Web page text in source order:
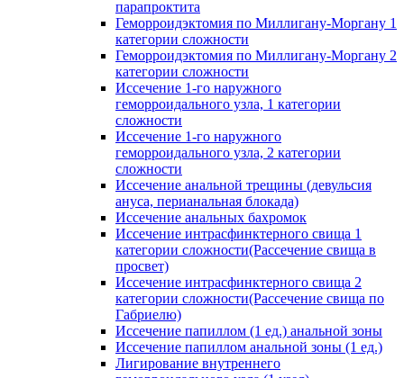
парапроктита
Геморроидэктомия по Миллигану-Моргану 1
категории сложности
Геморроидэктомия по Миллигану-Моргану 2
категории сложности
Иссечение 1-го наружного
геморроидального узла, 1 категории
сложности
Иссечение 1-го наружного
геморроидального узла, 2 категории
сложности
Иссечение анальной трещины (девульсия
ануса, перианальная блокада)
Иссечение анальных бахромок
Иссечение интрасфинктерного свища 1
категории сложности(Рассечение свища в
просвет)
Иссечение интрасфинктерного свища 2
категории сложности(Рассечение свища по
Габриелю)
Иссечение папиллом (1 ед.) анальной зоны
Иссечение папиллом анальной зоны (1 ед.)
Лигирование внутреннего